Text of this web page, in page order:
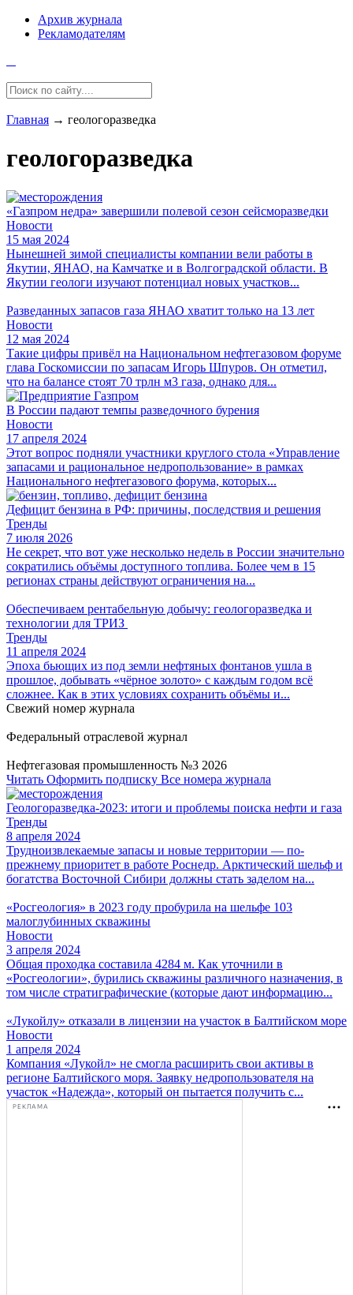
Архив журнала
Рекламодателям
Главная → геологоразведка
геологоразведка
«Газпром недра» завершили полевой сезон сейсморазведки
Новости
15 мая 2024
Нынешней зимой специалисты компании вели работы в
Якутии, ЯНАО, на Камчатке и в Волгоградской области. В
Якутии геологи изучают потенциал новых участков...
Разведанных запасов газа ЯНАО хватит только на 13 лет
Новости
12 мая 2024
Такие цифры привёл на Национальном нефтегазовом форуме
глава Госкомиссии по запасам Игорь Шпуров. Он отметил,
что на балансе стоят 70 трлн м3 газа, однако для...
В России падают темпы разведочного бурения
Новости
17 апреля 2024
Этот вопрос подняли участники круглого стола «Управление
запасами и рациональное недропользование» в рамках
Национального нефтегазового форума, которых...
Дефицит бензина в РФ: причины, последствия и решения
Тренды
7 июля 2026
Не секрет, что вот уже несколько недель в России значительно
сократились объёмы доступного топлива. Более чем в 15
регионах страны действуют ограничения на...
Обеспечиваем рентабельную добычу: геологоразведка и
технологии для ТРИЗ
Тренды
11 апреля 2024
Эпоха бьющих из под земли нефтяных фонтанов ушла в
прошлое, добывать «чёрное золото» с каждым годом всё
сложнее. Как в этих условиях сохранить объёмы и...
Свежий номер журнала
Федеральный отраслевой журнал
Нефтегазовая промышленность №3 2026
Читать Оформить подписку Все номера журнала
Геологоразведка-2023: итоги и проблемы поиска нефти и газа
Тренды
8 апреля 2024
Трудноизвлекаемые запасы и новые территории — по-
прежнему приоритет в работе Роснедр. Арктический шельф и
богатства Восточной Сибири должны стать заделом на...
«Росгеология» в 2023 году пробурила на шельфе 103
малоглубинных скважины
Новости
3 апреля 2024
Общая проходка составила 4284 м. Как уточнили в
«Росгеологии», бурились скважины различного назначения, в
том числе стратиграфические (которые дают информацию...
«Лукойлу» отказали в лицензии на участок в Балтийском море
Новости
1 апреля 2024
Компания «Лукойл» не смогла расширить свои активы в
регионе Балтийского моря. Заявку недропользователя на
участок «Надежда», который он пытается получить с...
РЕКЛАМА